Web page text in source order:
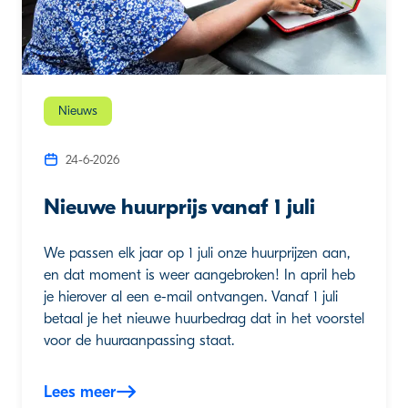
Nieuws
24-6-2026
Nieuwe huurprijs vanaf 1 juli
We passen elk jaar op 1 juli onze huurprijzen aan,
en dat moment is weer aangebroken! In april heb
je hierover al een e-mail ontvangen. Vanaf 1 juli
betaal je het nieuwe huurbedrag dat in het voorstel
voor de huuraanpassing staat.
Lees meer